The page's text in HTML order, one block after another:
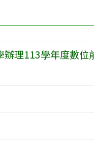
理113學年度數